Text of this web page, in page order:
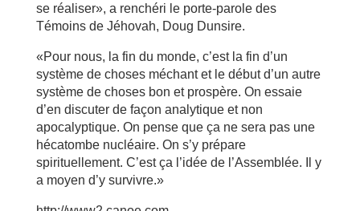
se réaliser», a renchéri le porte-parole des
Témoins de Jéhovah, Doug Dunsire.
«Pour nous, la fin du monde, c’est la fin d’un
système de choses méchant et le début d’un autre
système de choses bon et prospère. On essaie
d’en discuter de façon analytique et non
apocalyptique. On pense que ça ne sera pas une
hécatombe nucléaire. On s’y prépare
spirituellement. C’est ça l’idée de l’Assemblée. Il y
a moyen d’y survivre.»